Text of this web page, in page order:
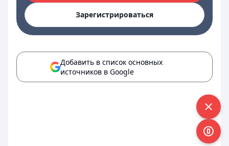
Зарегистрироваться
Добавить в список основных
источников в Google